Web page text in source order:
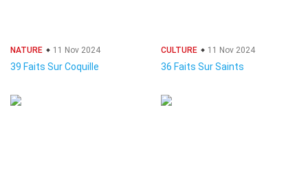
NATURE 11 Nov 2024
39 Faits Sur Coquille
CULTURE 11 Nov 2024
36 Faits Sur Saints